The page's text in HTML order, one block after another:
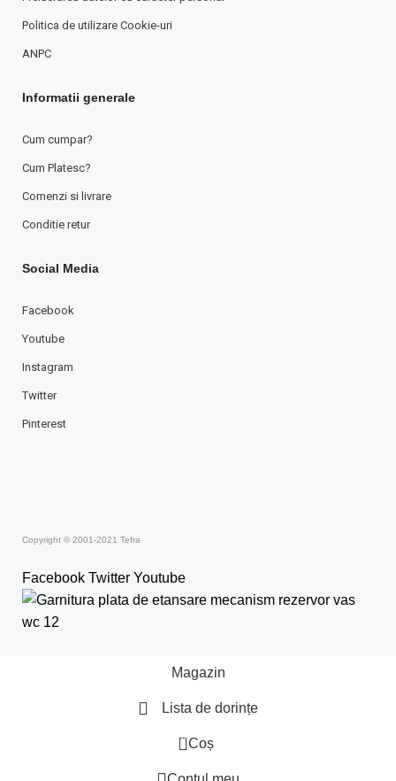
Politica de utilizare Cookie-uri
ANPC
Informatii generale
Cum cumpar?
Cum Platesc?
Comenzi si livrare
Conditie retur
Social Media
Facebook
Youtube
Instagram
Twitter
Pinterest
Copyright © 2001-2021 Tefra
Facebook Twitter Youtube
Magazin
Lista de dorințe
0 Coș